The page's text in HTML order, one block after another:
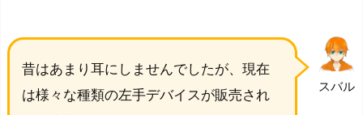
スバル
昔はあまり耳にしませんでしたが、現在
は様々な種類の左手デバイスが販売され